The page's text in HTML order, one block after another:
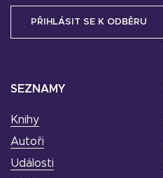
SEZNAMY
Knihy
Autoři
Události